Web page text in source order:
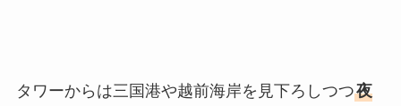
タワーからは三国港や越前海岸を見下ろしつつ夜